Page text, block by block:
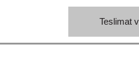
Teslimat